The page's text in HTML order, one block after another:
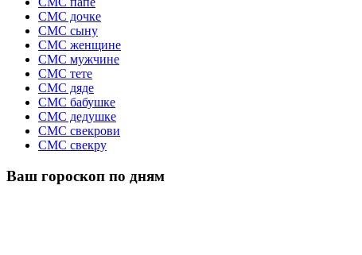
СМС дочке
СМС сыну
СМС женщине
СМС мужчине
СМС тете
СМС дяде
СМС бабушке
СМС дедушке
СМС свекрови
СМС свекру
Ваш гороскоп по дням